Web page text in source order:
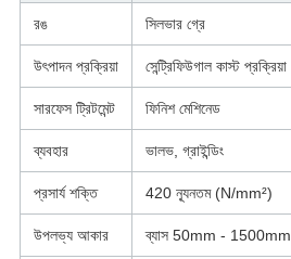
রঙ সিলভার গ্রে
উৎপাদন প্রক্রিয়া সেন্ট্রিফিউগাল কাস্ট প্রক্রিয়া
সারফেস ট্রিটমেন্ট ফিনিশ মেশিনেড
ব্যবহার ভালভ, গ্রাইন্ডিং
প্রসার্য শক্তি 420 ন্যূনতম (N/mm²)
উপলভ্য আকার ব্যাস 50mm - 1500mm